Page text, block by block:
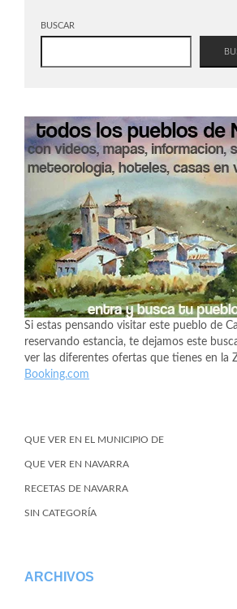
BUSCAR
Si estas pensando visitar este pueblo de
reservando estancia, te dejamos este
ver las diferentes ofertas que tienes en la
Booking.com
QUE VER EN EL MUNICIPIO DE
QUE VER EN NAVARRA
RECETAS DE NAVARRA
SIN CATEGORÍA
ARCHIVOS